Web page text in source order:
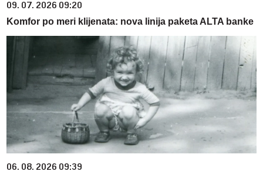
09. 07. 2026 09:20
Komfor po meri klijenata: nova linija paketa ALTA banke
06. 08. 2026 09:39